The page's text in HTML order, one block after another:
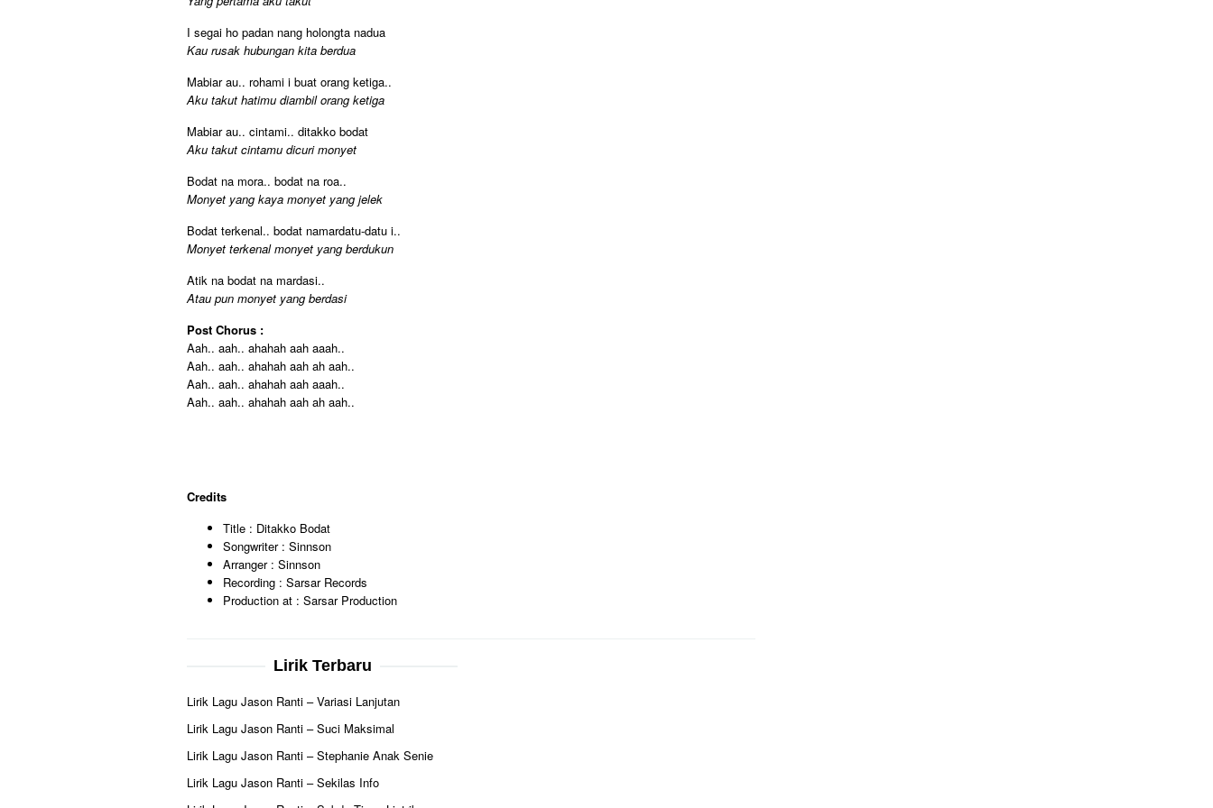
I segai ho padan nang holongta nadua
Kau rusak hubungan kita berdua
Mabiar au.. rohami i buat orang ketiga..
Aku takut hatimu diambil orang ketiga
Mabiar au.. cintami.. ditakko bodat
Aku takut cintamu dicuri monyet
Bodat na mora.. bodat na roa..
Monyet yang kaya monyet yang jelek
Bodat terkenal.. bodat namardatu-datu i..
Monyet terkenal monyet yang berdukun
Atik na bodat na mardasi..
Atau pun monyet yang berdasi
Post Chorus :
Aah.. aah.. ahahah aah aaah..
Aah.. aah.. ahahah aah ah aah..
Aah.. aah.. ahahah aah aaah..
Aah.. aah.. ahahah aah ah aah..
Credits
Title : Ditakko Bodat
Songwriter : Sinnson
Arranger : Sinnson
Recording : Sarsar Records
Production at : Sarsar Production
Lirik Terbaru
Lirik Lagu Jason Ranti – Variasi Lanjutan
Lirik Lagu Jason Ranti – Suci Maksimal
Lirik Lagu Jason Ranti – Stephanie Anak Senie
Lirik Lagu Jason Ranti – Sekilas Info